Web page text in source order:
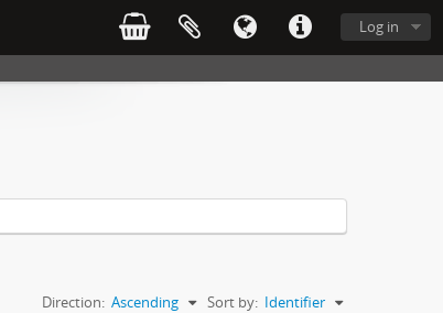
Log in
Sort by: Identifier
Direction: Ascending